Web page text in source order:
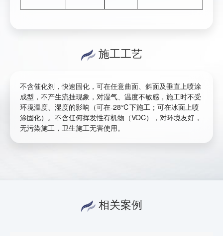
施工工艺
不含催化剂，快速固化，可在任意曲面、斜面及垂直上喷涂
成型，不产生流挂现象，对湿气、温度不敏感，施工时不受
环境温度、湿度的影响（可在-28℃下施工；可在冰面上喷
涂固化）。不含任何挥发性有机物（VOC），对环境友好，
无污染施工，卫生施工无害使用。
相关案例